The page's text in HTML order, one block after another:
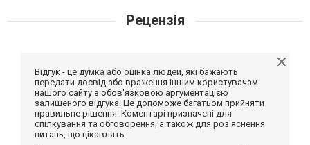
Рецензія
Відгук - це думка або оцінка людей, які бажають
передати досвід або враження іншим користувачам
нашого сайту з обов'язковою аргументацією
залишеного відгука. Це допоможе багатьом прийняти
правильне рішення. Коментарі призначені для
спілкування та обговорення, а також для роз'яснення
питань, що цікавлять.